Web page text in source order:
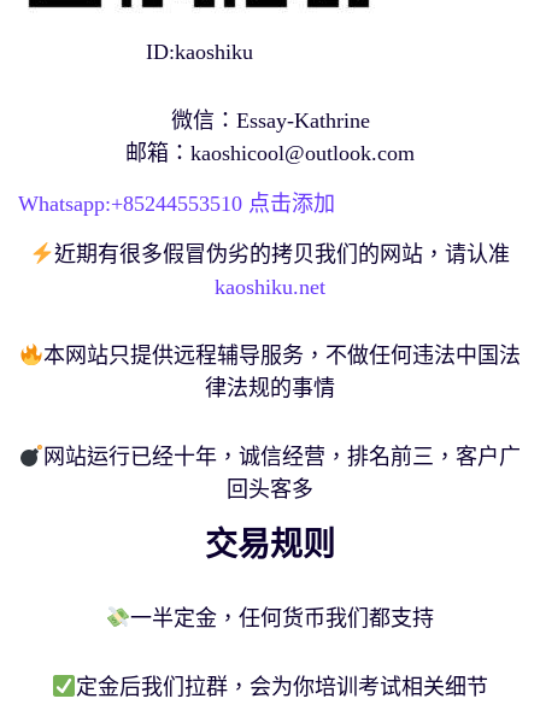
ID:kaoshiku
微信：Essay-Kathrine
邮箱： kaoshicool@outlook.com
Whatsapp:+85244553510 点击添加
近期有很多假冒伪劣的拷贝我们的网站，请认准
kaoshiku.net
本网站只提供远程辅导服务，不做任何违法中国法
律法规的事情
网站运行已经十年，诚信经营，排名前三，客户广
回头客多
交易规则
一半定金，任何货币我们都支持
定金后我们拉群，会为你培训考试相关细节